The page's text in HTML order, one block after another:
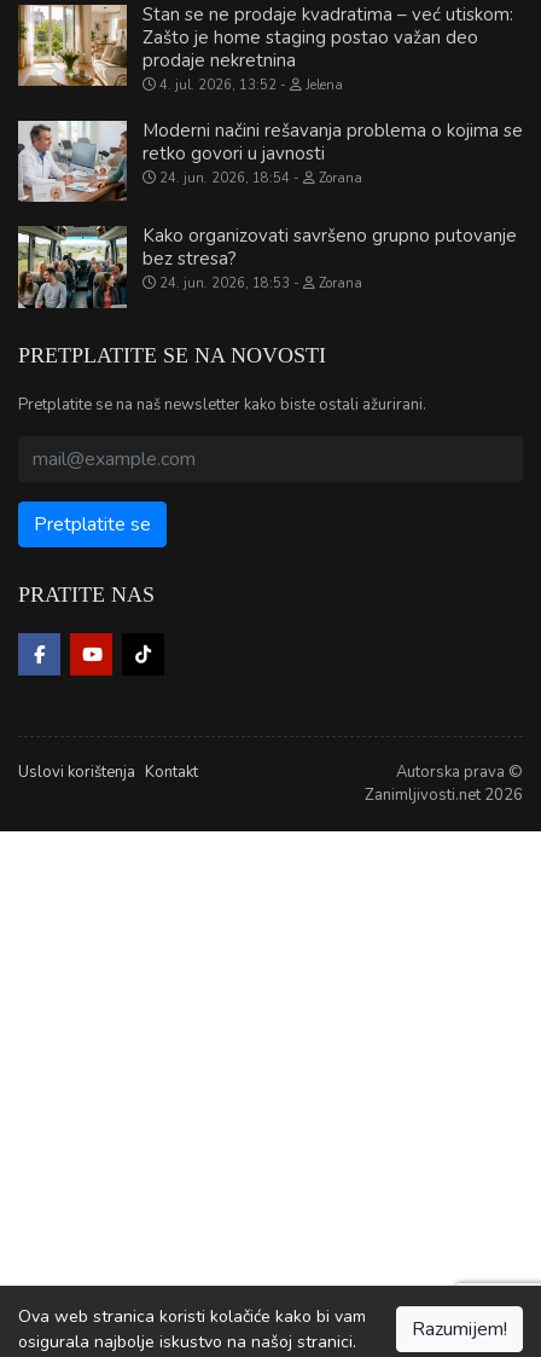
Zanimljivosti.net
Otvorite u mobilnoj aplikaciji za bolje iskustvo
Otvori
Stan se ne prodaje kvadratima – već utiskom:
Zašto je home staging postao važan deo
prodaje nekretnina
4. jul. 2026, 13:52 Jelena
Moderni načini rešavanja problema o kojima se
retko govori u javnosti
24. jun. 2026, 18:54 Zorana
Kako organizovati savršeno grupno putovanje
bez stresa?
24. jun. 2026, 18:53 Zorana
PRETPLATITE SE NA NOVOSTI
Pretplatite se na naš newsletter kako biste ostali ažurirani.
PRATITE NAS
Uslovi korištenja Kontakt
Autorska prava ©
Zanimljivosti.net 2026
Ova web stranica koristi kolačiće kako bi vam
osigurala najbolje iskustvo na našoj stranici.
Razumijem!